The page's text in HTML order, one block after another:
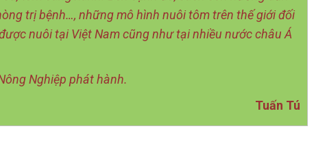
trị bệnh…, những mô hình nuôi tôm trên thế giới đối
nuôi tại Việt Nam cũng như tại nhiều nước châu Á
Nghiệp phát hành.
Tuấn Tú